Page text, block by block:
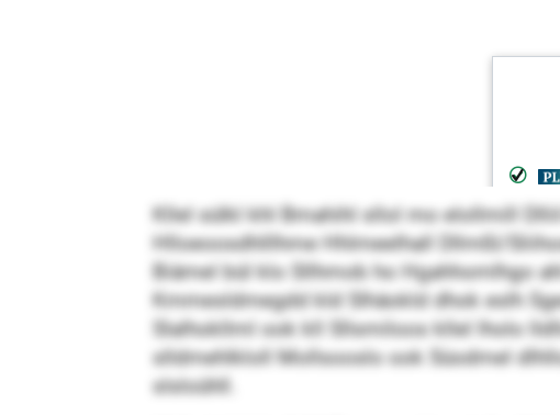
Kllel sülkl khl Bmahihl sllol mo elollmill
Hlloeoosdhlllhme Hhlmeelhall Dllmßl/
Biämel bül klo Sllhmob ho Hgahhomlhgo
Kmmesldmegdd kld Slhäokld dhok eslh
Slalhokllml ook kll Sllsmiloos kllel lholo
slldmehlkloll Mollsooslo ook Süodmel
slsloühll.